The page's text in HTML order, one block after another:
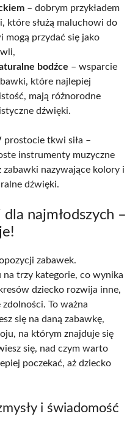
– dobrym przykładem
które służą maluchowi do
mogą przydać się jako
bodźce – wsparcie
które najlepiej
mają różnorodne
dźwięki.
prostocie tkwi siła –
instrumenty muzyczne
nazywające kolory i
dźwięki.
najmłodszych –
zabawek.
na trzy kategorie, co wynika
dziecko rozwija inne,
To ważna
się na daną zabawkę,
na którym znajduje się
się, nad czym warto
poczekać, aż dziecko
i świadomość